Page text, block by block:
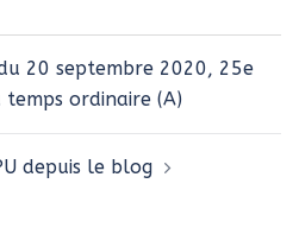
20 septembre 2020, 25e
temps ordinaire (A)
depuis le blog